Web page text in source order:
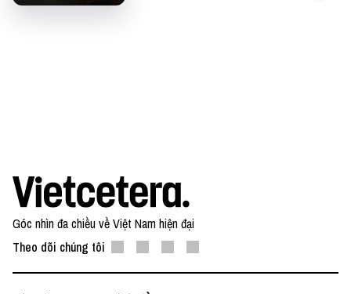
một cuộc sống cân bằng và dễ chịu.
Góc nhìn đa chiều về Việt Nam hiện đại
Theo dõi chúng tôi